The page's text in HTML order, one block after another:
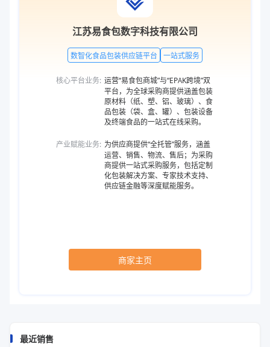
江苏易食包数字科技有限公司
数智化食品包装供应链平台 一站式服务
核心平台业务: 运营“易食包商城”与“EPAK跨境”双
平台，为全球采购商提供涵盖包装
原材料（纸、塑、铝、玻璃）、食
品包装（袋、盒、罐）、包装设备
及终端食品的一站式在线采购。
产业赋能业务: 为供应商提供“全托管”服务，涵盖
运营、销售、物流、售后；为采购
商提供一站式采购服务，包括定制
化包装解决方案、专家技术支持、
供应链金融等深度赋能服务。
商家主页
最近销售